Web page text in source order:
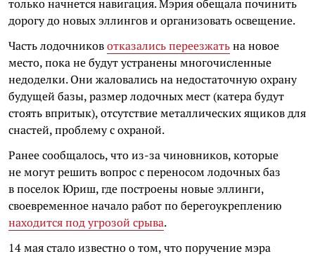
только начнется навигация. Мэрия обещала починить
дорогу до новых эллингов и организовать освещение.
Часть лодочниковотказались переезжатьна новое
место, пока не будут устранены многочисленные
недоделки. Они жаловались на недостаточную охрану
будущей базы, размер лодочных мест (катера будут
стоять впритык), отсутствие металлических ящиков для
снастей, проблему с охраной.
Ранее сообщалось, что из-за чиновников, которые
не могут решить вопрос с переносом лодочных баз
в поселок Юриш, где построены новые эллинги,
своевременное начало работ по берегоукреплению
находится под угрозой срыва.
14 мая стало известно о том, что поручение мэра